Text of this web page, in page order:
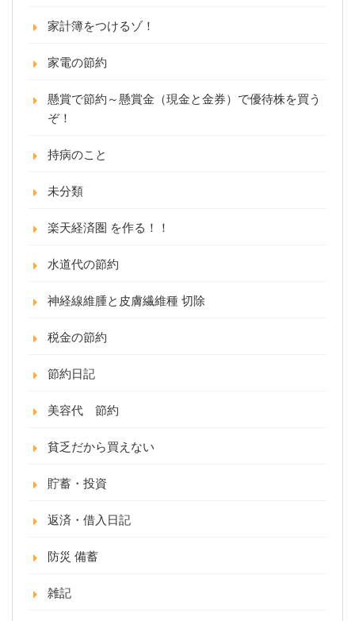
家計簿をつけるゾ！
家電の節約
懸賞で節約～懸賞金（現金と金券）で優待株を買う
ぞ！
持病のこと
未分類
楽天経済圏 を作る！！
水道代の節約
神経線維腫と皮膚繊維種 切除
税金の節約
節約日記
美容代 節約
貧乏だから買えない
貯蓄・投資
返済・借入日記
防災 備蓄
雑記